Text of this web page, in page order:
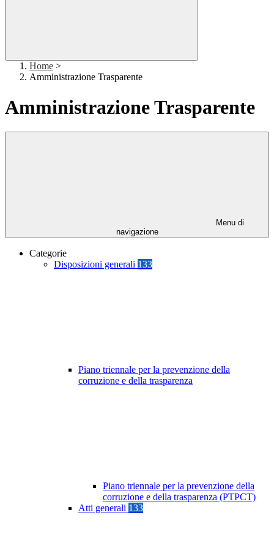
Home >
Amministrazione Trasparente
Amministrazione Trasparente
Menu di
navigazione
Categorie
Disposizioni generali 133
Piano triennale per la prevenzione della
corruzione e della trasparenza
Piano triennale per la prevenzione della
corruzione e della trasparenza (PTPCT)
Atti generali 133